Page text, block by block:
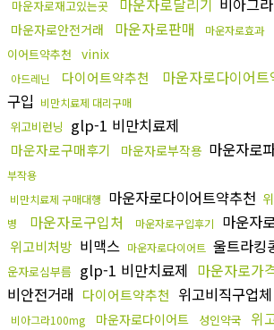
마운자로재고있는곳
마운자로안전거래 마운자로판매 마운자로효과
이어트약추천
vinix
아드레닌 다이어트약추천 마운자로다이어트
구입 비만치료제 대리구매
위고비런닝 glp-1 비만치료제
마운자로구매후기 마운자로부작용 마운자로
부작용
비만치료제 구매대행 마운자로다이어트약추천
병
마운자로구입처 마운자로구입후기 마운자
위고비처방 비맥스 마운자로다이어트 울트라킹
운자로심부름 glp-1 비만치료제 마운자로가
비안전거래 다이어트약추천 위고비직구업체
비아그라100mg 마운자로다이어트 성인약국 위